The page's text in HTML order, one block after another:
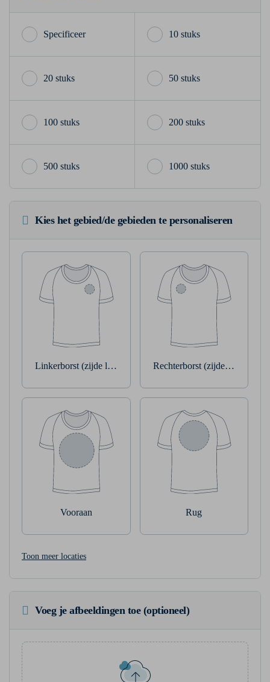
10 stuks
20 stuks 50 stuks
100 stuks 200 stuks
500 stuks 1000 stuks
Kies het gebied/de gebieden te personaliseren
Linkerborst (zijde linkerarm) Rechterborst (zijde
Vooraan Rug
Toon meer locaties
Voeg je afbeeldingen toe (optioneel)